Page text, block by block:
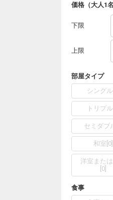
価格（大人1
下限
上限
部屋タイプ
シングル
トリプル
セミダブ
和室 0
洋室また
0
食事